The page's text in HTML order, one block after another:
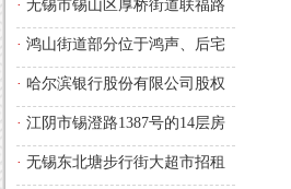
· 无锡市锡山区厚桥街道联福路
与厚嵩路交汇处，厚德苑B区西
面的部分商铺
· 鸿山街道部分位于鸿声、后宅
的沿街商铺长期经营使用权
· 哈尔滨银行股份有限公司股权
· 江阴市锡澄路1387号的14层房
屋
· 无锡东北塘步行街大超市招租